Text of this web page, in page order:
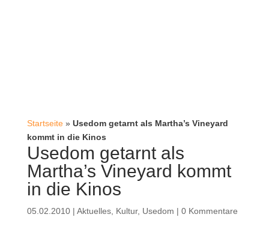
Startseite» Usedom getarnt als Martha’s Vineyard
kommt in die Kinos
Usedom getarnt als
Martha’s Vineyard kommt
in die Kinos
05.02.2010| Aktuelles, Kultur, Usedom | 0 Kommentare